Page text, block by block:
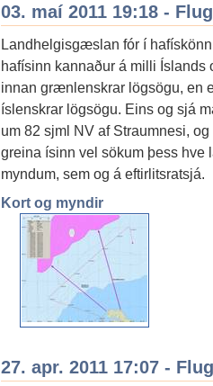
03. maí 2011 19:18 -
Landhelgisgæslan fór í
hafísinn kannaður á milli
innan grænlenskrar lögsögu, en
íslenskrar lögsögu. Eins og sjá
um 82 sjml NV af Straumnesi,
greina ísinn vel sökum þess hve
myndum, sem og á eftirlitsratsjá.
Kort og myndir
27. apr. 2011 17:07 -